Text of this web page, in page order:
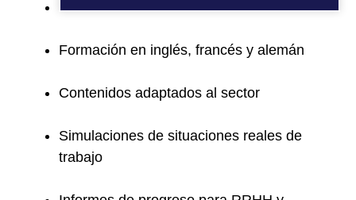
Formación en inglés, francés y alemán
Contenidos adaptados al sector
Simulaciones de situaciones reales de
trabajo